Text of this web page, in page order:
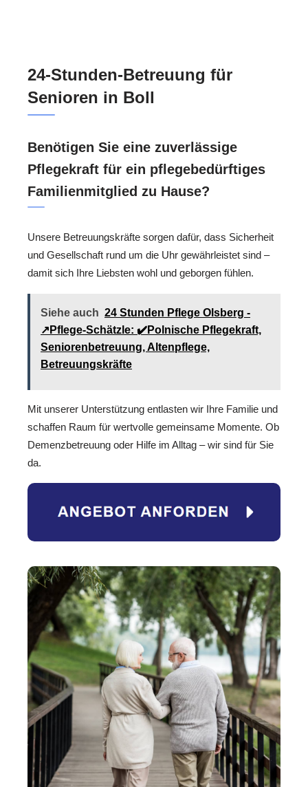
24-Stunden-Betreuung für
Senioren in Boll
Benötigen Sie eine zuverlässige
Pflegekraft für ein pflegebedürftiges
Familienmitglied zu Hause?
Unsere Betreuungskräfte sorgen dafür, dass Sicherheit
und Gesellschaft rund um die Uhr gewährleistet sind –
damit sich Ihre Liebsten wohl und geborgen fühlen.
Siehe auch 24 Stunden Pflege Olsberg -
↗️Pflege-Schätzle: ✔️Polnische Pflegekraft,
Seniorenbetreuung, Altenpflege,
Betreuungskräfte
Mit unserer Unterstützung entlasten wir Ihre Familie und
schaffen Raum für wertvolle gemeinsame Momente. Ob
Demenzbetreuung oder Hilfe im Alltag – wir sind für Sie
da.